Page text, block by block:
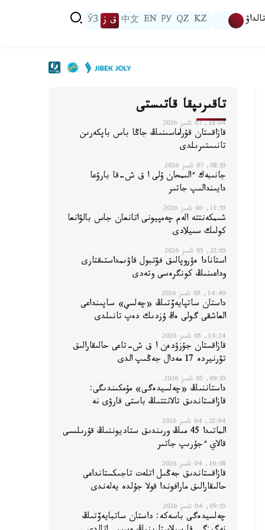
تالداۋ KZ
QZ
РУ
EN
中文 ق ز ЎЗ
تاقىرىپقا قاتىستى
18:04, 07 تامىز 2026
قازاقستان قۇراماسىنىڭ جاڭا باس باپكەرىن
تانىستىرىلدى
08:55, 07 تامىز 2026
جانىبەك ءالىمحان ۇلى ا ق ش-قا بارۋعا
دايىندالىپ جاتىر
11:55, 06 تامىز 2026
شىمكەنتتە الەم چەمپيونى اتانعان جاس بالۋانعا
كولىك سىيلادى
22:05, 05 تامىز 2026
استانادا ەۋروپالىق فۋتبول قاۋىمداستىقتارى
وداعىنىڭ كونگرەسى وتەدى
14:40, 05 تامىز 2026
داستان ساتپايەۆتىڭ «چەلسي» ساپىنداعى
العاشقى گولى ەڭ ۇزدىك دەپ تانىلدى
14:24, 05 تامىز 2026
قازاقستان جۇزۋدەن ا ق ش-تاعى حالىقارالىق
تۋرنيردە 17 مەدال جەڭىپ الدى
09:55, 05 تامىز 2026
داستاننىڭ «چەلسيدەگى» مۇمكىندىگى:
قازاقستاندىق تالانتتىڭ باستى قارۋى نە
22:04, 04 تامىز 2026
الماتىدا 45 مىڭ ورىندىق ستاديوننىڭ قۇرىلىسى
قالاي ءجۇرىپ جاتىر
10:08, 04 تامىز 2026
قازاقستاندىق جەڭىل اتلەت تاجىكستانداعى
حالىقارالىق مارافوندا قولا جۇلدە يەلەندى
09:55, 04 تامىز 2026
چەلسيدەگى باسەكە: داستان ساتبايەۆتىڭ